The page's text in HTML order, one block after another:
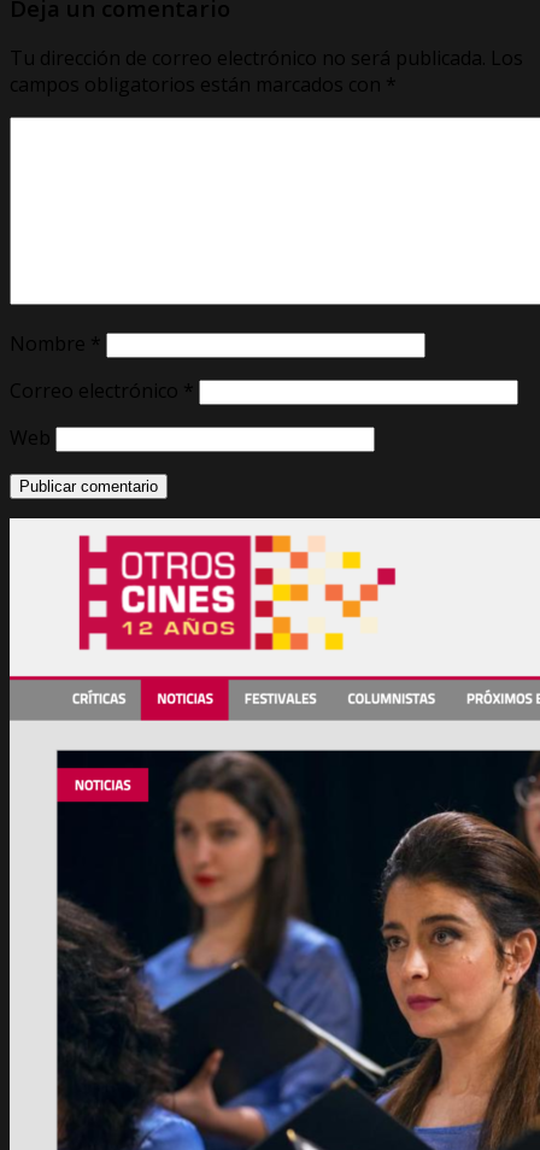
Deja un comentario
Tu dirección de correo electrónico no será publicada. Los
campos obligatorios están marcados con *
Nombre *
Correo electrónico *
Web